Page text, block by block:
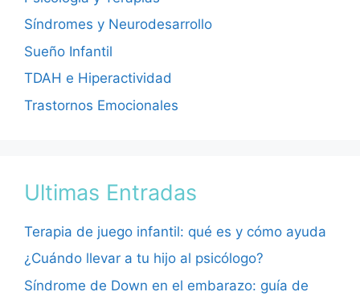
Síndromes y Neurodesarrollo
Sueño Infantil
TDAH e Hiperactividad
Trastornos Emocionales
Ultimas Entradas
Terapia de juego infantil: qué es y cómo ayuda
¿Cuándo llevar a tu hijo al psicólogo?
Síndrome de Down en el embarazo: guía de